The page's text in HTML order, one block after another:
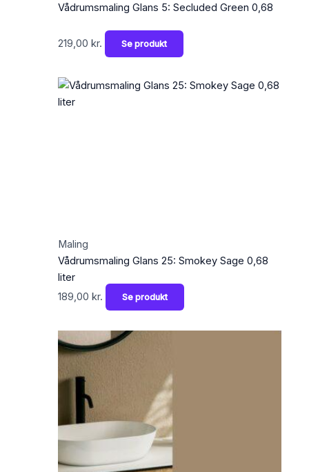
Vådrumsmaling Glans 5: Secluded Green 0,68
219,00 kr. Se produkt
Maling
Vådrumsmaling Glans 25: Smokey Sage 0,68
liter
189,00 kr. Se produkt